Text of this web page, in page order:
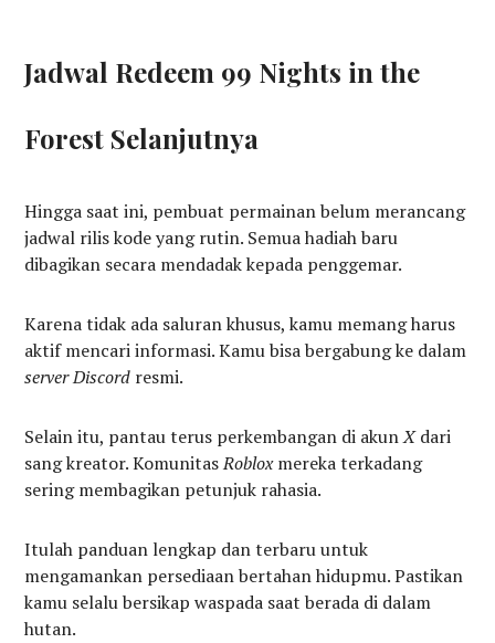
Jadwal Redeem 99 Nights in the
Forest Selanjutnya
Hingga saat ini, pembuat permainan belum merancang
jadwal rilis kode yang rutin. Semua hadiah baru
dibagikan secara mendadak kepada penggemar.
Karena tidak ada saluran khusus, kamu memang harus
aktif mencari informasi. Kamu bisa bergabung ke dalam
serverDiscord resmi.
Selain itu, pantau terus perkembangan di akunXdari
sang kreator. KomunitasRobloxmereka terkadang
sering membagikan petunjuk rahasia.
Itulah panduan lengkap dan terbaru untuk
mengamankan persediaan bertahan hidupmu. Pastikan
kamu selalu bersikap waspada saat berada di dalam
hutan.